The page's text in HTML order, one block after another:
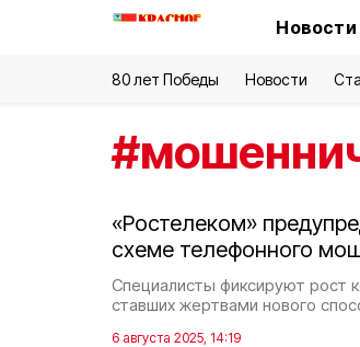
Новости
80 лет Победы Новости
#
«Ростелеком»
схеме телефонного
Специалисты фиксируют рост
ставших жертвами нового
6 августа 2025, 14:19